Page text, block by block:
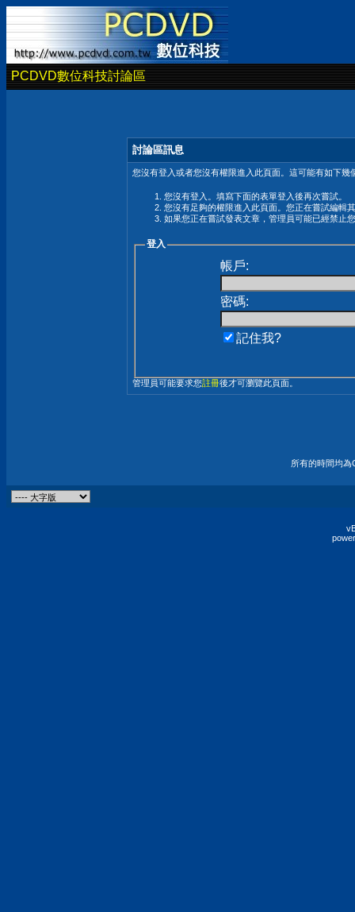
PCDVD數位科技討論區
討論區訊息
您沒有登入或者您沒有權限進入此頁面。這可能有如下幾
您沒有登入。填寫下面的表單登入後再次嘗試。
您沒有足夠的權限進入此頁面。您正在嘗試編輯
如果您正在嘗試發表文章，管理員可能已經禁止
登入
帳戶:
密碼:
記住我?
管理員可能要求您註冊後才可瀏覽此頁面。
所有的時間均為